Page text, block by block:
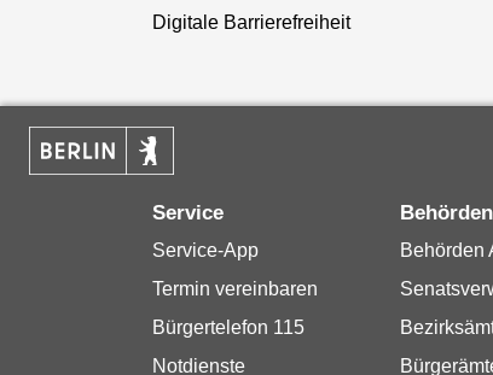
Digitale Barrierefreiheit
Service
Service-App
Termin vereinbaren
Bürgertelefon 115
Notdienste
Behörden
Behörden